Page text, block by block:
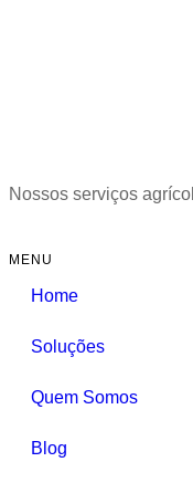
Nossos serviços
MENU
Home
Soluções
Quem Somos
Blog